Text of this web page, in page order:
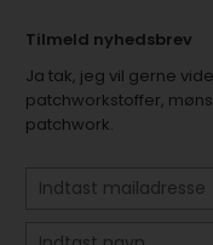
Tilmeld nyhedsbrev
Ja tak, jeg vil gerne
patchworkstoffer,
patchwork.